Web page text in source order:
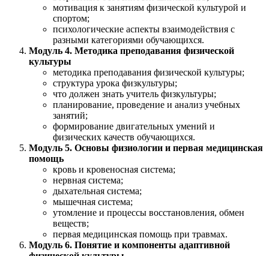
мотивация к занятиям физической культурой и
спортом;
психологические аспекты взаимодействия с
разными категориями обучающихся.
Модуль 4. Методика преподавания физической
культуры
методика преподавания физической культуры;
структура урока физкультуры;
что должен знать учитель физкультуры;
планирование, проведение и анализ учебных
занятий;
формирование двигательных умений и
физических качеств обучающихся.
Модуль 5. Основы физиологии и первая медицинская
помощь
кровь и кровеносная система;
нервная система;
дыхательная система;
мышечная система;
утомление и процессы восстановления, обмен
веществ;
первая медицинская помощь при травмах.
Модуль 6. Понятие и компоненты адаптивной